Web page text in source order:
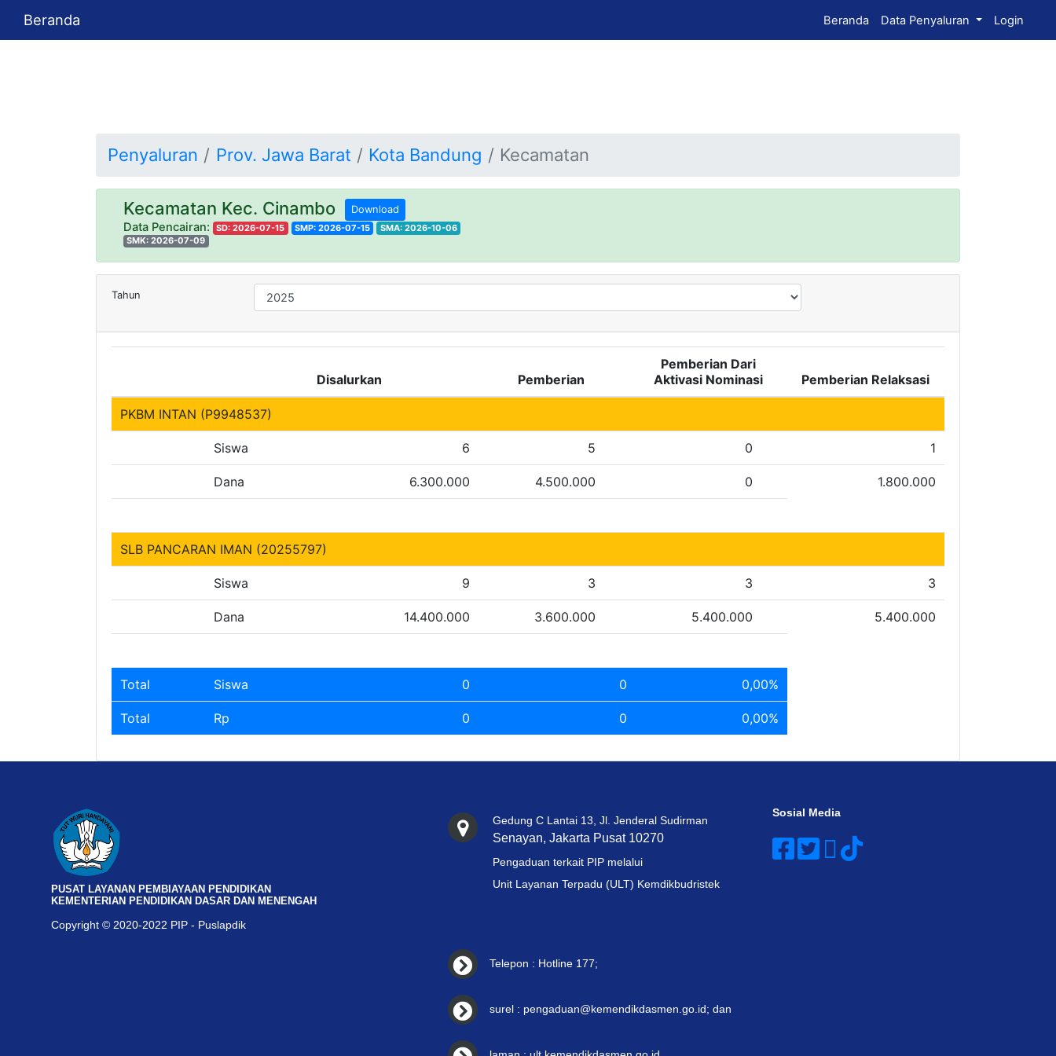
Beranda Beranda Data Penyaluran Login
Penyaluran Prov. Jawa Barat Kota Bandung Kecamatan
Kecamatan Kec. Cinambo Download
Data Pencairan: SD: 2026-07-15 SMP: 2026-07-15
SMA: 2026-10-06
SMK: 2026-07-09
Tahun
Disalurkan Pemberian
Pemberian Dari
Aktivasi Nominasi
Pemberian Relaksasi
PKBM INTAN (P9948537)
Siswa 6 5 0 1
Dana 6.300.000 4.500.000 0 1.800.000
SLB PANCARAN IMAN (20255797)
Siswa 9 3 3 3
Dana 14.400.000 3.600.000 5.400.000 5.400.000
Total Siswa 0 0 0,00%
Total Rp 0 0 0,00%
PUSAT LAYANAN PEMBIAYAAN PENDIDIKAN
KEMENTERIAN PENDIDIKAN DASAR DAN MENENGAH
Copyright © 2020-2022 PIP - Puslapdik
Gedung C Lantai 13, Jl. Jenderal Sudirman
Senayan, Jakarta Pusat 10270
Pengaduan terkait PIP melalui
Unit Layanan Terpadu (ULT) Kemdikbudristek
Telepon : Hotline 177;
surel : pengaduan@kemendikdasmen.go.id; dan
Sosial Media